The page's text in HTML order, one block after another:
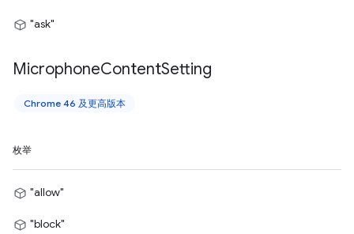
"ask"
MicrophoneContentSetting
Chrome 46 及更高版本
枚举
"allow"
"block"